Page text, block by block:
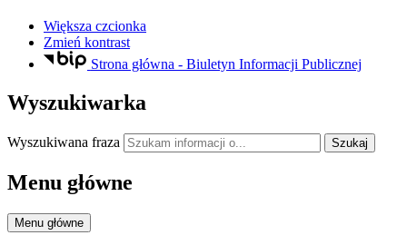
Większa czcionka
Zmień kontrast
Strona główna - Biuletyn Informacji Publicznej
Wyszukiwarka
Wyszukiwana fraza Szukaj
Menu główne
Menu główne